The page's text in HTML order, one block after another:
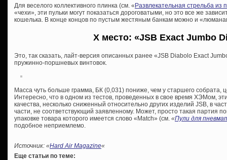
Для веселого коллективного плинка (см. « Развлекательная стрельба из
«чехи», эти пульки могут показаться дороговатыми, но это все же
кошелька. В конце концов по пустым жестяным банкам можно и
X место: «JSB Exact Jumbo
Это, так сказать, лайт-версия описанных ранее «JSB Diabolo Exact
пружинно-поршневых винтовок.
Масса чуть больше грамма, БК (0,031) пониже, чем у старшего собрата,
Интересно, что в одном из тестов, проведенных в свое время ХЭМом,
качества, несколько сниженный относительно других изделий JSB, в
части, не соответствующий заявленному. Может, просто такая партия
упаковке товара которого имеется слово «Match» (см. «Пули для
подобное неприемлемо.
Источник: «Hard Air Magazine«
Еще статьи по теме: